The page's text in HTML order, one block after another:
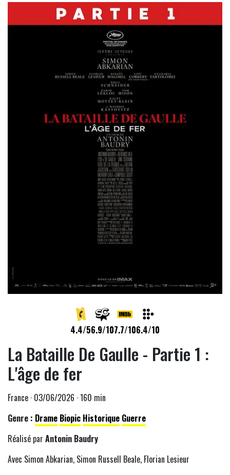
4.4/56.9/107.7/106.4/10
La Bataille De Gaulle - Partie 1 :
L'âge de fer
France · 03/06/2026 · 160 min
Genre : Drame Biopic Historique Guerre
Réalisé par Antonin Baudry
Avec Simon Abkarian, Simon Russell Beale, Florian Lesieur